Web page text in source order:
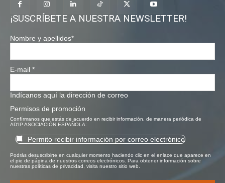
¡SUSCRÍBETE A NUESTRA NEWSLETTER!
Nombre y apellidos*
E-mail *
Indícanos aquí la dirección de correo
Permisos de promoción
Confírmanos que estás de acuerdo en recibir información, de manera periódica de
AD'IP ASOCIACIÓN ESPAÑOLA:
Permito recibir información por correo electrónico
Podrás desuscribirte en cualquier momento haciendo clic en el enlace que aparece en
el pie de página de nuestros correos electrónicos. Para obtener información sobre
nuestras políticas de privacidad, visita nuestro sitio web.